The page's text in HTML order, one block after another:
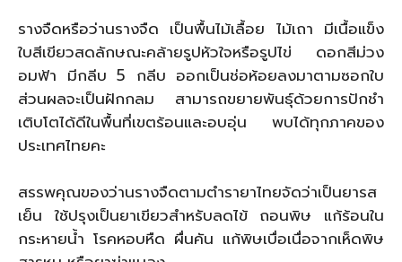
รางจืดหรือว่านรางจืด เป็นพื้นไม้เลื้อย ไม้เถา มีเนื้อแข็ง
ใบสีเขียวสดลักษณะคล้ายรูปหัวใจหรือรูปไข่ ดอกสีม่วง
อมฟ้า มีกลีบ 5 กลีบ ออกเป็นช่อห้อยลงมาตามซอกใบ
ส่วนผลจะเป็นฝักกลม สามารถขยายพันธุ์ด้วยการปักชำ
เติบโตได้ดีในพื้นที่เขตร้อนและอบอุ่น พบได้ทุกภาคของ
ประเทศไทยคะ
สรรพคุณของว่านรางจืดตามตำรายาไทยจัดว่าเป็นยารส
เย็น ใช้ปรุงเป็นยาเขียวสำหรับลดไข้ ถอนพิษ แก้ร้อนใน
กระหายน้ำ โรคหอบหืด ผื่นคัน แก้พิษเบื่อเนื่อจากเห็ดพิษ